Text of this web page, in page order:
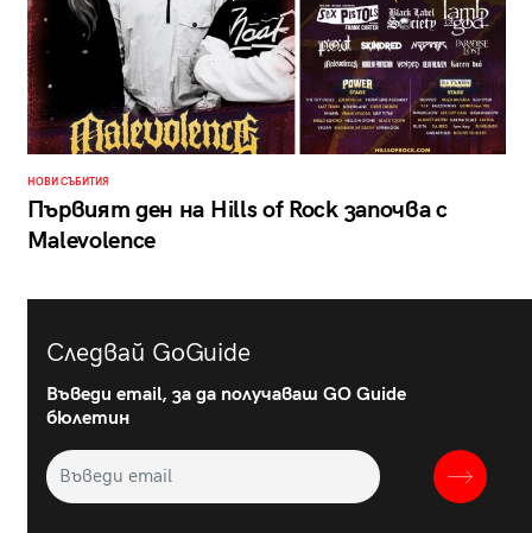
НОВИ СЪБИТИЯ
Първият ден на Hills of Rock започва с
Malevolence
Следвай GoGuide
Въведи email, за да получаваш GO Guide
бюлетин